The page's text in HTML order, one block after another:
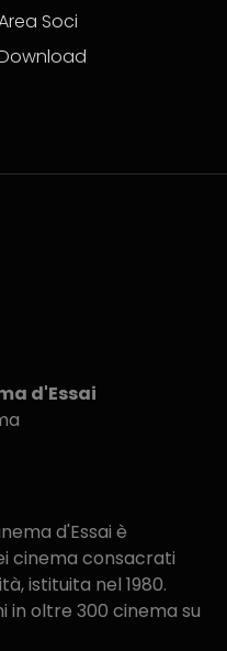
Soci
d'Essai
d'Essai è
cinema consacrati
istituita nel 1980.
in oltre 300 cinema su